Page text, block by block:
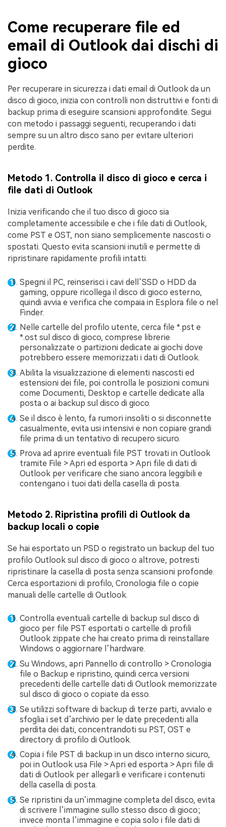
Come recuperare file ed
email di Outlook dai dischi di
gioco
Per recuperare in sicurezza i dati email di Outlook da un
disco di gioco, inizia con controlli non distruttivi e fonti di
backup prima di eseguire scansioni approfondite. Segui
con metodo i passaggi seguenti, recuperando i dati
sempre su un altro disco sano per evitare ulteriori
perdite.
Metodo 1. Controlla il disco di gioco e cerca i
file dati di Outlook
Inizia verificando che il tuo disco di gioco sia
completamente accessibile e che i file dati di Outlook,
come PST e OST, non siano semplicemente nascosti o
spostati. Questo evita scansioni inutili e permette di
ripristinare rapidamente profili intatti.
Spegni il PC, reinserisci i cavi dell’SSD o HDD da
gaming, oppure ricollega il disco di gioco esterno,
quindi avvia e verifica che compaia in Esplora file o nel
Finder.
Nelle cartelle del profilo utente, cerca file *.pst e
*.ost sul disco di gioco, comprese librerie
personalizzate o partizioni dedicate ai giochi dove
potrebbero essere memorizzati i dati di Outlook.
Abilita la visualizzazione di elementi nascosti ed
estensioni dei file, poi controlla le posizioni comuni
come Documenti, Desktop e cartelle dedicate alla
posta o ai backup sul disco di gioco.
Se il disco è lento, fa rumori insoliti o si disconnette
casualmente, evita usi intensivi e non copiare grandi
file prima di un tentativo di recupero sicuro.
Prova ad aprire eventuali file PST trovati in Outlook
tramite File > Apri ed esporta > Apri file di dati di
Outlook per verificare che siano ancora leggibili e
contengano i tuoi dati della casella di posta.
Metodo 2. Ripristina profili di Outlook da
backup locali o copie
Se hai esportato un PSD o registrato un backup del tuo
profilo Outlook sul disco di gioco o altrove, potresti
ripristinare la casella di posta senza scansioni profonde.
Cerca esportazioni di profilo, Cronologia file o copie
manuali delle cartelle di Outlook.
Controlla eventuali cartelle di backup sul disco di
gioco per file PST esportati o cartelle di profili
Outlook zippate che hai creato prima di reinstallare
Windows o aggiornare l’hardware.
Su Windows, apri Pannello di controllo > Cronologia
file o Backup e ripristino, quindi cerca versioni
precedenti delle cartelle dati di Outlook memorizzate
sul disco di gioco o copiate da esso.
Se utilizzi software di backup di terze parti, avvialo e
sfoglia i set d’archivio per le date precedenti alla
perdita dei dati, concentrandoti su PST, OST e
directory di profilo di Outlook.
Copia i file PST di backup in un disco interno sicuro,
poi in Outlook usa File > Apri ed esporta > Apri file di
dati di Outlook per allegarli e verificare i contenuti
della casella di posta.
Se ripristini da un’immagine completa del disco, evita
di scrivere l’immagine sullo stesso disco di gioco;
invece monta l’immagine e copia solo i file dati di